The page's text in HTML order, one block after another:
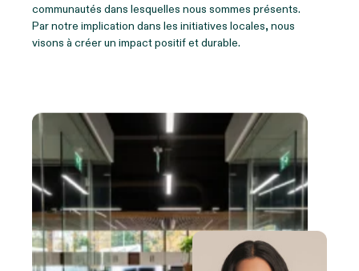
communautés dans lesquelles nous sommes présents.
Par notre implication dans les initiatives locales, nous
visons à créer un impact positif et durable.